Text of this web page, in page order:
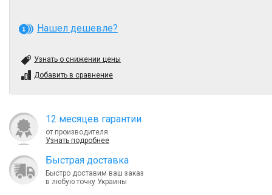
Нашел дешевле?
Узнать о снижении цены
Добавить в сравнение
12 месяцев гарантии
от производителя
Узнать подробнее
Быcтрая доставка
Быстро доставим ваш заказ
в любую точку Украины